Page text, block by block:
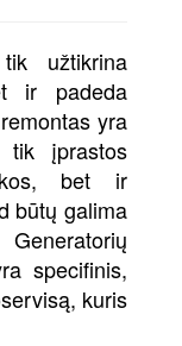
užtikrina
ir padeda
yra
tik įprastos
bet ir
būtų galima
specifinis,
kuris